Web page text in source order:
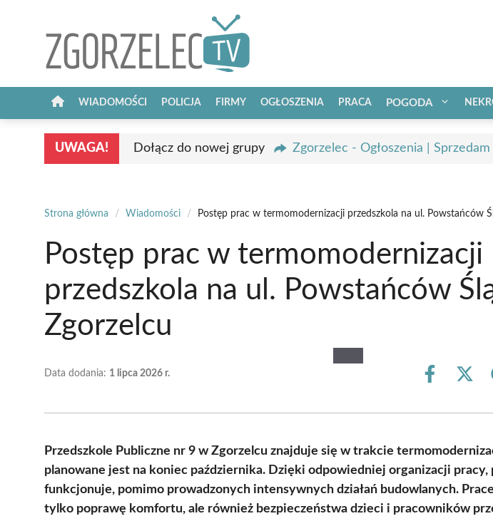
WIADOMOŚCI POLICJA FIRMY OGŁOSZENIA PRACA POGODA
UWAGA! Dołącz do nowej grupy Zgorzelec - Ogłoszenia |
Strona główna / Wiadomości / Postęp prac w termomodernizacji przedszkola na ul. Powstańców
Postęp prac w termomodernizacji
przedszkola na ul. Powstańców
Zgorzelcu
Data dodania: 1 lipca 2026 r.
Share
Share
Przedszkole Publiczne nr 9 w Zgorzelcu znajduje się w trakcie
planowane jest na koniec października. Dzięki odpowiedniej organizacji pracy,
funkcjonuje, pomimo prowadzonych intensywnych działań budowlanych.
tylko poprawę komfortu, ale również bezpieczeństwa dzieci i pracowników